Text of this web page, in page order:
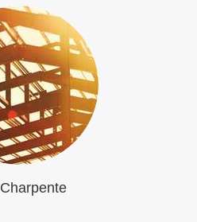
Charpente